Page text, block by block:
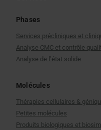
Phases
Services précliniques et
Analyse CMC et contrôle
Analyse de l’état solide
Molécules
Thérapies cellulaires &
Petites molécules
Produits biologiques et